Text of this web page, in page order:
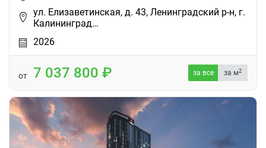
ул. Елизаветинская, д. 43, Ленинградский р-н, г.
Калининград…
2026
от 7 037 800 за все за м2